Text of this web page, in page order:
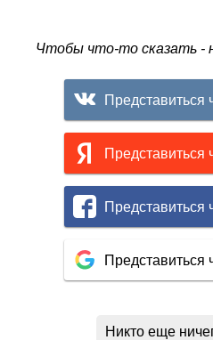
Чтобы что-то сказать -
Представиться
Представиться
Представиться
Представиться
Никто еще